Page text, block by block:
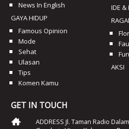
News In English
GAYA HIDUP
Famous Opinion
Mode
Sehat
Ulasan
Tips
Komen Kamu
IDE &
AKSI
GET IN TOUCH
ADDRESS Jl. Taman Radio